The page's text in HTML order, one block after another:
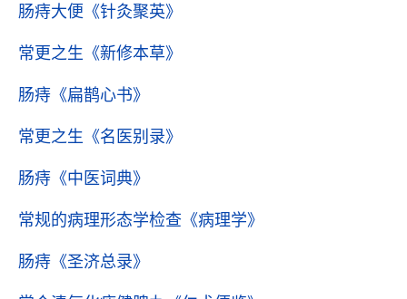
肠痔大便 《针灸聚英》
常更之生 《新修本草》
肠痔 《扁鹊心书》
常更之生 《名医别录》
肠痔 《中医词典》
常规的病理形态学检查 《病理学》
肠痔 《圣济总录》